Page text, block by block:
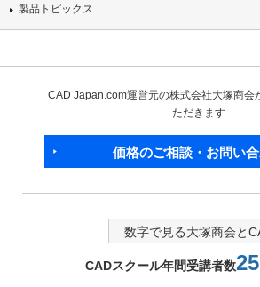
製品トピックス
CAD Japan.com運営元の株式会社大塚商会
ただきます
価格のご相談・お問い
数字で見る大塚商会と
CADスクール年間受講者数